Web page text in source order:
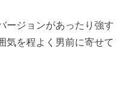
ージョンがあったり強す
気を程よく男前に寄せて